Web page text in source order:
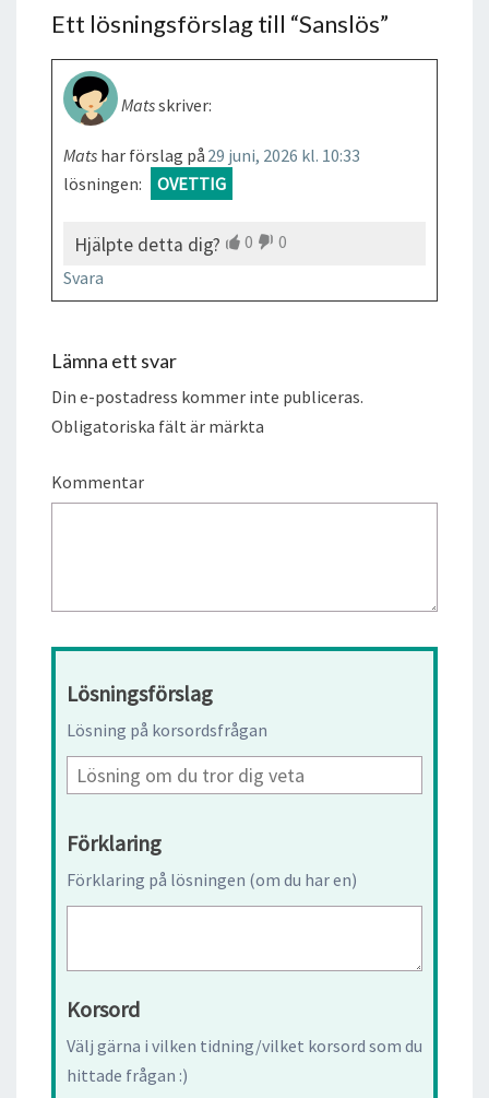
Ett lösningsförslag till “Sanslös”
Matsskriver:
29 juni, 2026 kl. 10:33
Mats har förslag på
lösningen:
OVETTIG
Hjälpte detta dig? 0
0
Svara
Lämna ett svar
Din e-postadress kommer inte publiceras.
Obligatoriska fält är märkta
Kommentar
Lösningsförslag
Lösning på korsordsfrågan
Förklaring
Förklaring på lösningen (om du har en)
Korsord
Välj gärna i vilken tidning/vilket korsord som du
hittade frågan :)